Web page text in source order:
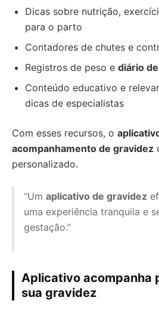
Dicas sobre nutrição,
para o parto
Contadores de chutes e
Registros de peso e diário
Conteúdo educativo e
dicas de especialistas
Com esses recursos, o
acompanhamento de gravidez
personalizado.
“Um aplicativo de gravidez
uma experiência tranquila e
gestação.”
Aplicativo acompanha
sua gravidez